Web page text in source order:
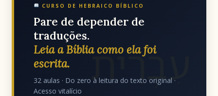
עִבְרִית
CURSO DE HEBRAICO BÍBLICO
Pare de depender de
traduções.
Leia a Bíblia como ela foi
escrita.
32 aulas · Do zero à leitura do texto original ·
Acesso vitalício